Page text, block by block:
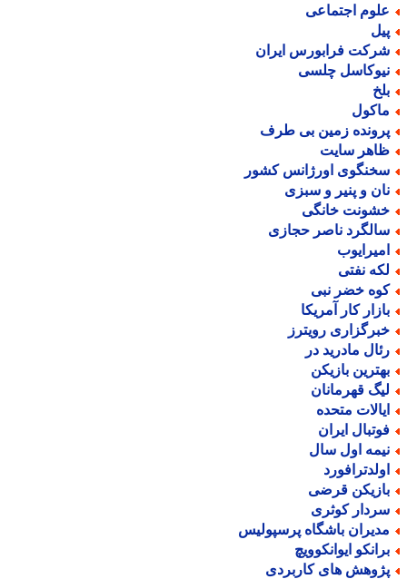
اجتماعی
فرابورس ایران
چلسی
زمین بی طرف
سایت
اورژانس کشور
و پنیر و سبزی
خانگی
ناصر حجازی
نفتی
خضر نبی
کار آمریکا
رویترز
مادرید در
بازیکن
قهرمانان
متحده
ایران
اول سال
قرضی
کوثری
باشگاه پرسپولیس
ایوانکوویچ
های کاربردی